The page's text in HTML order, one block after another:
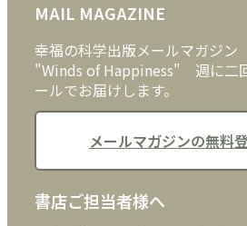
外国語
クッキーポリシー
MAIL MAGAZINE
幸福の科学出版メールマガジン
"Winds of Happiness" 週に二
ールでお届けします。
メールマガジンの無料
書店ご担当者様へ